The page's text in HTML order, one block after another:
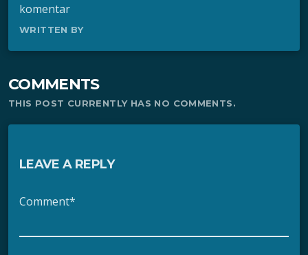
komentar
WRITTEN BY
COMMENTS
THIS POST CURRENTLY HAS NO COMMENTS.
LEAVE A REPLY
Comment*